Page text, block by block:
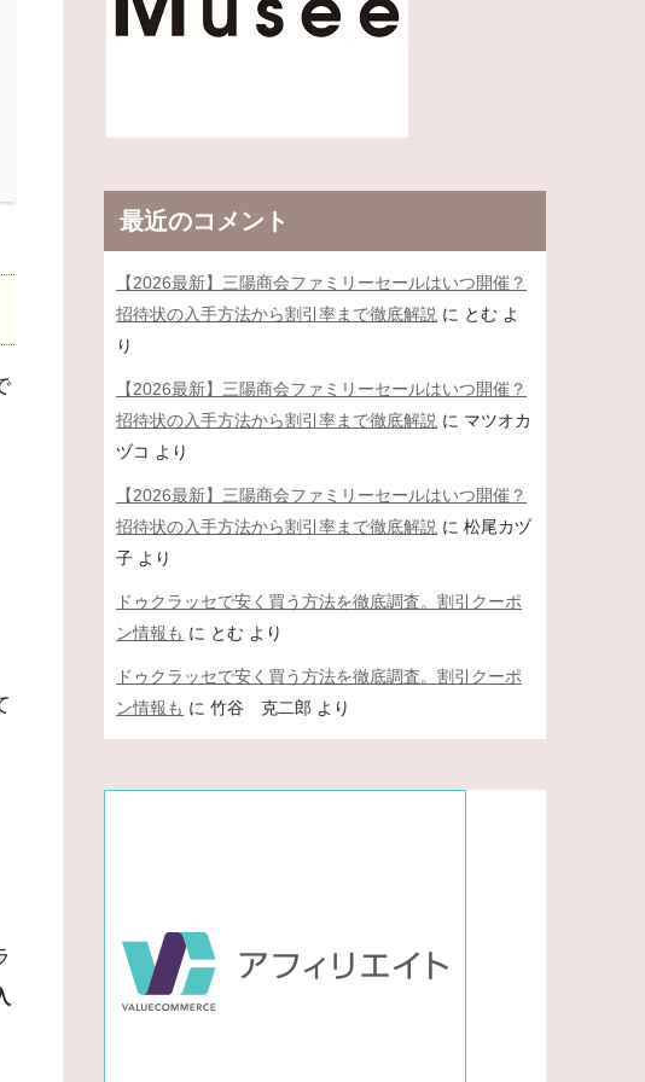
最近のコメント
【2026最新】三陽商会ファミリーセールはいつ開催？
招待状の入手方法から割引率まで徹底解説 に とむ よ
り
【2026最新】三陽商会ファミリーセールはいつ開催？
招待状の入手方法から割引率まで徹底解説 に マツオカ
ヅコ より
【2026最新】三陽商会ファミリーセールはいつ開催？
招待状の入手方法から割引率まで徹底解説 に松尾カヅ
子 より
ドゥクラッセで安く買う方法を徹底調査。割引クーポ
ン情報も に とむ より
ドゥクラッセで安く買う方法を徹底調査。割引クーポ
ン情報も に竹谷 克二郎 より